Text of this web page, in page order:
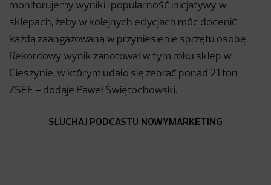
monitorujemy wyniki i popularność inicjatywy w
sklepach, żeby w kolejnych edycjach móc docenić
każdą zaangażowaną w przyniesienie sprzętu osobę.
Rekordowy wynik zanotował w tym roku sklep w
Cieszynie, w którym udało się zebrać ponad 21 ton
ZSEE – dodaje Paweł Świętochowski.
SŁUCHAJ PODCASTU NOWYMARKETING